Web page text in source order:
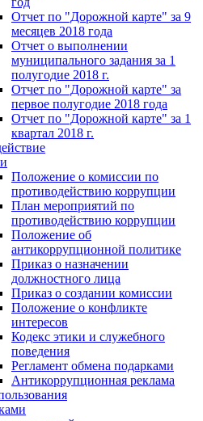
Отчет по "Дорожной карте" за 9
месяцев 2018 года
Отчет о выполнении
муниципального задания за 1
полугодие 2018 г.
Отчет по "Дорожной карте" за
первое полугодие 2018 года
Отчет по "Дорожной карте" за 1
квартал 2018 г.
Положение о комиссии по
противодействию коррупции
План мероприятий по
противодействию коррупции
Положение об
антикоррупционной политике
Приказ о назначении
должностного лица
Приказ о создании комиссии
Положение о конфликте
интересов
Кодекс этики и служебного
поведения
Регламент обмена подарками
Антикоррупционная реклама